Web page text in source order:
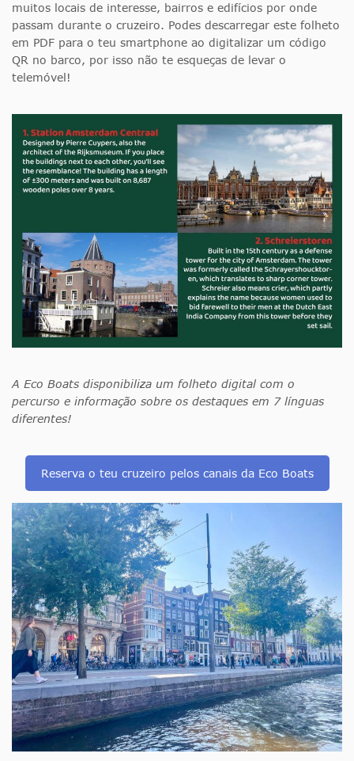
muitos locais de interesse, bairros e edifícios por onde
passam durante o cruzeiro. Podes descarregar este folheto
em PDF para o teu smartphone ao digitalizar um código
QR no barco, por isso não te esqueças de levar o
telemóvel!
A Eco Boats disponibiliza um folheto digital com o
percurso e informação sobre os destaques em 7 línguas
diferentes!
Reserva o teu cruzeiro pelos canais da Eco Boats